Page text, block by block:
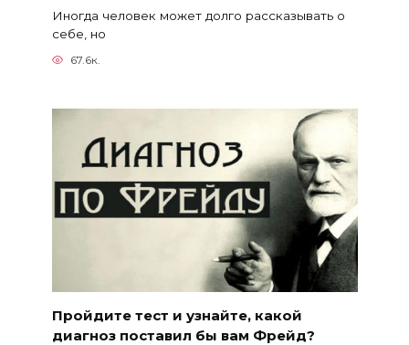
Иногда человек может долго рассказывать о
себе, но
67.6к.
Пройдите тест и узнайте, какой
диагноз поставил бы вам Фрейд?